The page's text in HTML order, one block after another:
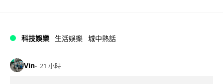
科技娛樂 生活娛樂 城中熱話
Vin 21 小時